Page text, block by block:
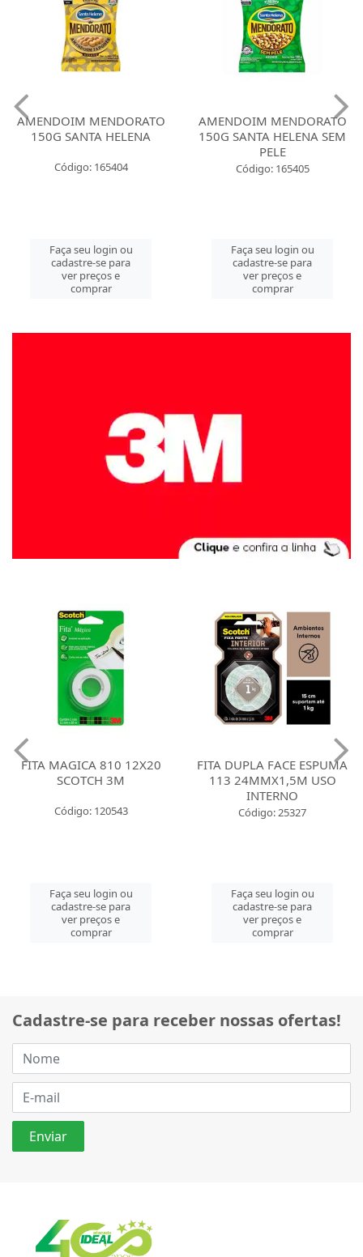
AMENDOIM MENDORATO
150G SANTA HELENA
Código: 165404
Faça seu login ou
cadastre-se para
ver preços e
comprar
AMENDOIM MENDORATO
150G SANTA HELENA SEM
PELE
Código: 165405
Faça seu login ou
cadastre-se para
ver preços e
comprar
FITA MAGICA 810 12X20
SCOTCH 3M
Código: 120543
Faça seu login ou
cadastre-se para
ver preços e
comprar
FITA DUPLA FACE ESPUMA
113 24MMX1,5M USO
INTERNO
Código: 25327
Faça seu login ou
cadastre-se para
ver preços e
comprar
Cadastre-se para receber nossas ofertas!